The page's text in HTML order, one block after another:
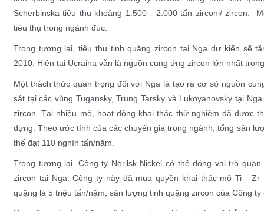
Scherbinska tiêu thụ khoảng 1.500 - 2.000 tấn zirconi/ zircon.
tiêu thụ trong ngành đúc.
Trong tương lai, tiêu thụ tinh quặng zircon tại Nga dự kiến sẽ
2010. Hiện tại Ucraina vẫn là nguồn cung ứng zircon lớn nhất
Một thách thức quan trọng đối với Nga là tạo ra cơ sở nguồn
sát tại các vùng Tugansky, Trung Tarsky và Lukoyanovsky tại
zircon. Tại nhiều mỏ, hoạt động khai thác thử nghiệm đã được
dựng. Theo ước tính của các chuyên gia trong ngành, tổng sản
thể đạt 110 nghìn tấn/năm.
Trong tương lai, Công ty Norilsk Nickel có thể đóng vai trò
zircon tại Nga. Công ty này đã mua quyền khai thác mỏ Ti -
quặng là 5 triệu tấn/năm, sản lượng tinh quặng zircon của Công